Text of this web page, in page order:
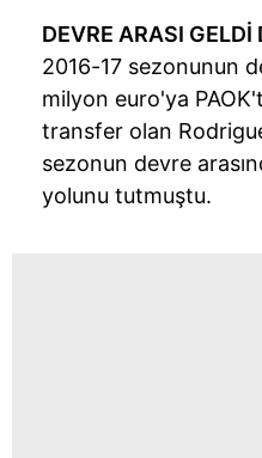
DEVRE ARASI
2016-17 sezonunun
milyon euro'ya
transfer olan
sezonun devre
yolunu tutmuştu.